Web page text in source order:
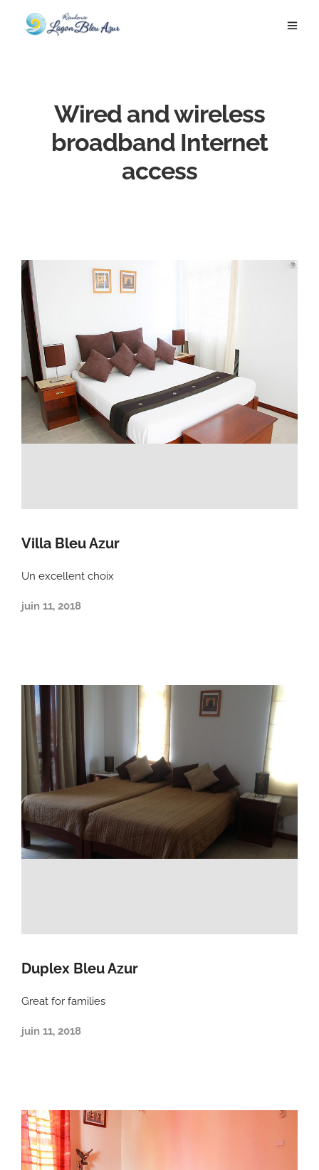
Wired and wireless
broadband Internet
access
Villa Bleu Azur
Un excellent choix
juin 11, 2018
Duplex Bleu Azur
Great for families
juin 11, 2018